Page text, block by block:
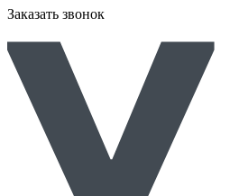
Заказать звонок